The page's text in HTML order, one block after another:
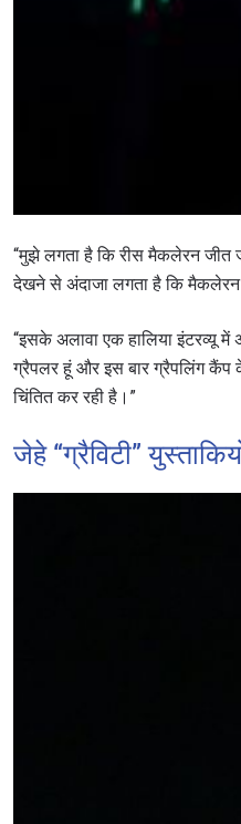
“मुझे लगता है कि रीस मैकलेरन जीत
देखने से अंदाजा लगता है कि मैकलेरन
“इसके अलावा एक हालिया इंटरव्यू में
ग्रैपलर हूं और इस बार ग्रैपलिंग कैंप
चिंतित कर रही है।”
जेहे “ग्रैविटी”